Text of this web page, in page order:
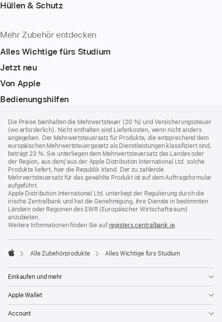
Hüllen & Schutz
Mehr Zubehör entdecken
Alles Wichtige fürs Studium
Jetzt neu
Von Apple
Bedienungshilfen
Die Preise beinhalten die Mehrwertsteuer (20 %) und Versicherungssteuer
(wo erforderlich). Nicht enthalten sind Lieferkosten, wenn nicht anders
angegeben. Der Mehrwertsteuersatz für Produkte, die entsprechend dem
europäischen Mehrwertsteuergesetz als Dienstleistungen klassifiziert sind,
beträgt 23 %. Sie unterliegen dem Mehrwertsteuersatz des Landes oder
der Region, aus dem/ aus der Apple Distribution International Ltd. solche
Produkte liefert, hier die Republik Irland. Der zu zahlende
Mehrwertsteuersatz für das gewählte Produkt ist auf dem Auftragsformular
aufgeführt.
Apple Distribution International Ltd. unterliegt der Regulierung durch die
irische Zentralbank und hat die Genehmigung, ihre Dienste in bestimmten
Ländern oder Regionen des EWR (Europäischer Wirtschaftsraum)
anzubieten.
Weitere Informationen finden Sie auf registers.centralbank.ie(Öffnet
neues
.
Alle Zubehörprodukte Alles Wichtige fürs Studium
Einkaufen und mehr
Apple Wallet
Account